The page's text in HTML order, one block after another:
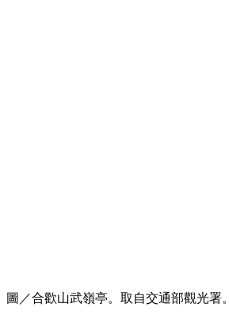
圖／合歡山武嶺亭。取自交通部觀光署。